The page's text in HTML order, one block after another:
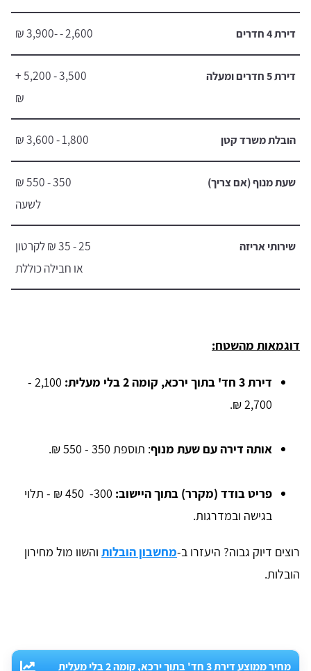
דירת 4 חדרים 2,600 - -3,900 ₪
דירת 5 חדרים ומעלה
3,500 - 5,200 +
₪
הובלת משרד קטן 1,800 - 3,600 ₪
שעת מנוף (אם צריך)
350 - 550 ₪
לשעה
שירותי אריזה
25 - 35 ₪ לקרטון
או חבילה כוללת
דוגמאות מהשטח:
דירת 3 חד' בתוך ירכא, קומה 2 בלי מעלית:
2,100 -
2,700 ₪.
אותה דירה עם שעת מנוף: תוספת 350 - 550 ₪.
פריט בודד (מקרר) בתוך היישוב:
300- 450 ₪ - תלוי
בגישה ובמדרגות.
רוצים דיוק גבוה? היעזרו ב-מחשבון הובלות והשוו מול מחירון
הובלות.
מחיר ממוצע דירת 3 חד' בתוך ירכא, קומה 2 בלי מעלית